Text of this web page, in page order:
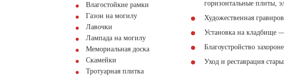
Влагостойкие рамки
Газон на могилу
Лавочки
Лампада на могилу
Мемориальная доска
Скамейки
Тротуарная плитка
горизонтальные плиты,
Художественная
Установка на кладбище —
Благоустройство
Уход и реставрация